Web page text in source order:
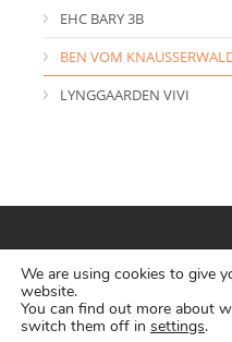
EHC BARY 3B
BEN VOM
LYNGGAARDEN VIVI
Copyright HCE 2018 • Legal:
We are using cookies to give
website.
You can find out more about
switch them off in settings.